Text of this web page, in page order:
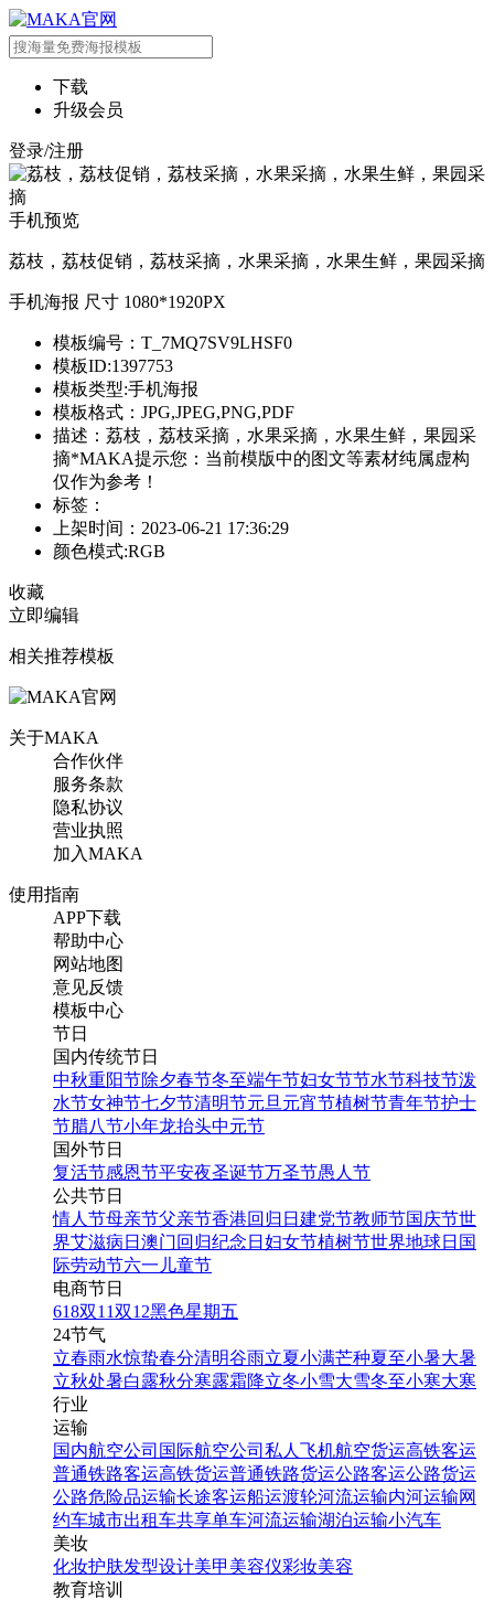
下载
升级会员
登录/注册
手机预览
荔枝，荔枝促销，荔枝采摘，水果采摘，水果生鲜，果园采摘
手机海报 尺寸 1080*1920PX
模板编号：T_7MQ7SV9LHSF0
模板ID:1397753
模板类型:手机海报
模板格式：JPG,JPEG,PNG,PDF
描述：荔枝，荔枝采摘，水果采摘，水果生鲜，果园采
摘*MAKA提示您：当前模版中的图文等素材纯属虚构
仅作为参考！
标签：
上架时间：2023-06-21 17:36:29
颜色模式:RGB
收藏
立即编辑
相关推荐模板
关于MAKA
合作伙伴
服务条款
隐私协议
营业执照
加入MAKA
使用指南
APP下载
帮助中心
网站地图
意见反馈
模板中心
节日
国内传统节日
中秋重阳节除夕春节冬至端午节妇女节节水节科技节泼
水节女神节七夕节清明节元旦 元宵节植树节青年节护士
节腊八节小年龙抬头中元节
国外节日
复活节感恩节平安夜圣诞节万圣节愚人节
公共节日
情人节母亲节父亲节香港回归日 建党节教师节国庆节世
界艾滋病日 澳门回归纪念日 妇女节植树节世界地球日 国
际劳动节六一儿童节
电商节日
618双11双12黑色星期五
24节气
立春雨水惊蛰春分清明谷雨立夏小满芒种夏至小暑大暑
立秋处暑白露秋分寒露霜降立冬小雪大雪冬至小寒大寒
行业
运输
国内航空公司 国际航空公司 私人飞机航空货运高铁客运
普通铁路客运高铁货运普通铁路货运公路客运公路货运
公路危险品运输长途客运船运渡轮河流运输内河运输网
约车城市出租车共享单车河流运输湖泊运输小汽车
美妆
化妆护肤发型设计美甲 美容仪彩妆美容
教育培训